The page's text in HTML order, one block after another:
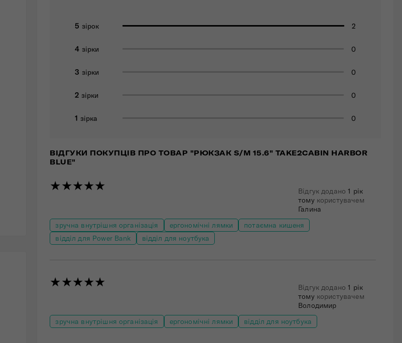
5 зірок 2
4 зірки 0
3 зірки 0
2 зірки 0
1 зірка 0
ВІДГУКИ ПОКУПЦІВ ПРО ТОВАР "РЮКЗАК S/M 15.6" TAKE2CABIN HARBOR
BLUE"
★★★★★ Відгук додано1 рік
томукористувачем
Галина
зручна внутрішня організація
ергономічні лямки
потаємна кишеня
відділ для Power Bank
відділ для ноутбука
★★★★★ Відгук додано1 рік
томукористувачем
Володимир
зручна внутрішня організація
ергономічні лямки відділ для ноутбука